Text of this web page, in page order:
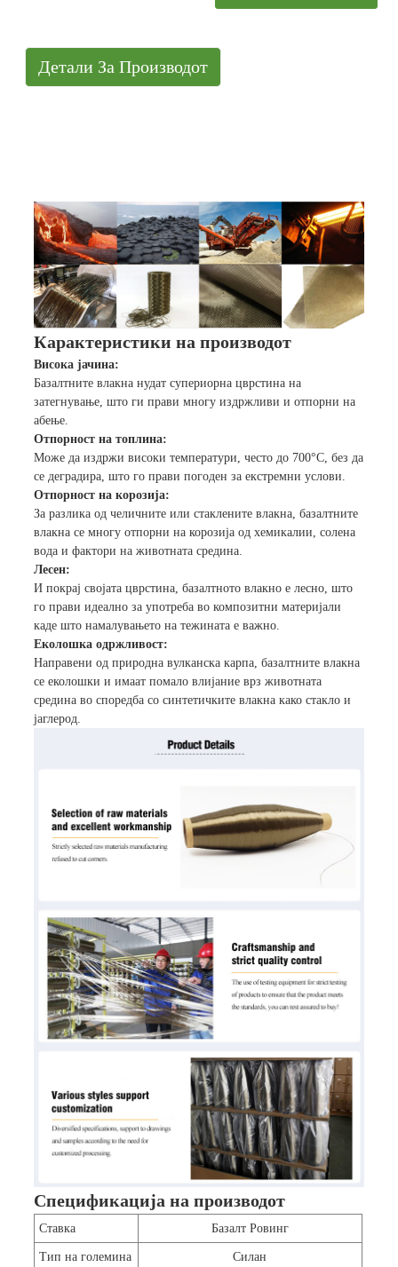
Детали За Производот
Карактеристики на производот
Висока јачина:
Базалтните влакна нудат супериорна цврстина на
затегнување, што ги прави многу издржливи и отпорни на
абење.
Отпорност на топлина:
Може да издржи високи температури, често до 700°C, без да
се деградира, што го прави погоден за екстремни услови.
Отпорност на корозија:
За разлика од челичните или стаклените влакна, базалтните
влакна се многу отпорни на корозија од хемикалии, солена
вода и фактори на животната средина.
Лесен:
И покрај својата цврстина, базалтното влакно е лесно, што
го прави идеално за употреба во композитни материјали
каде што намалувањето на тежината е важно.
Еколошка одржливост:
Направени од природна вулканска карпа, базалтните влакна
се еколошки и имаат помало влијание врз животната
средина во споредба со синтетичките влакна како стакло и
јаглерод.
Спецификација на производот
Ставка Базалт Ровинг
Тип на големина Силан